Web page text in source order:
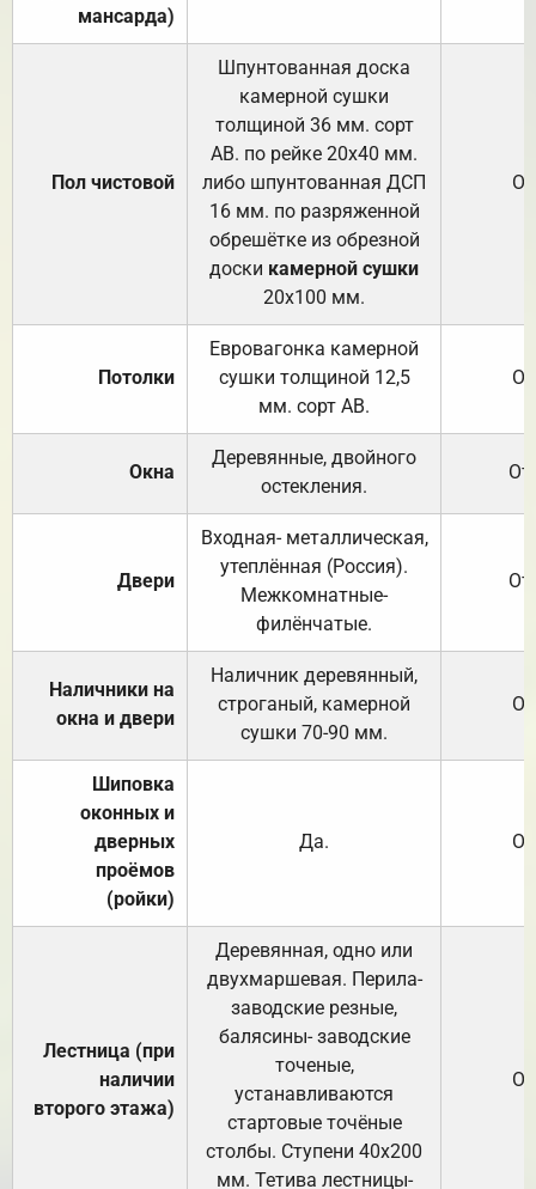
мансарда)
Пол чистовой
Шпунтованная доска
камерной сушки
толщиной 36 мм. сорт
АВ. по рейке 20х40 мм.
либо шпунтованная ДСП
16 мм. по разряженной
обрешётке из обрезной
доски камерной сушки
20х100 мм.
Потолки
Евровагонка камерной
сушки толщиной 12,5
мм. сорт АВ.
Окна
Деревянные, двойного
остекления.
Двери
Входная- металлическая,
утеплённая (Россия).
Межкомнатные-
филёнчатые.
Наличники на
окна и двери
Наличник деревянный,
строганый, камерной
сушки 70-90 мм.
Шиповка
оконных и
дверных
проёмов
(ройки)
Да.
Лестница (при
наличии
второго этажа)
Деревянная, одно или
двухмаршевая. Перила-
заводские резные,
балясины- заводские
точеные,
устанавливаются
стартовые точёные
столбы. Ступени 40х200
мм. Тетива лестницы-